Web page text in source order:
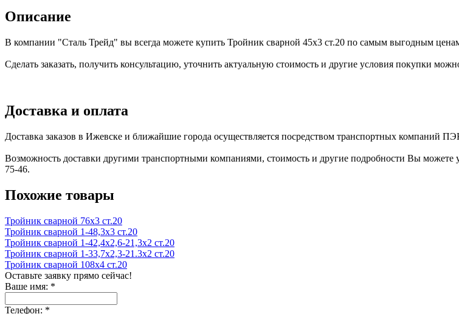
Описание
В компании "Сталь Трейд" вы всегда можете купить Тройник сварной 45х3 ст.20 по самым выгодным
Сделать заказать, получить консультацию, уточнить актуальную стоимость и другие условия покупки
Доставка и оплата
Доставка заказов в Ижевске и ближайшие города осуществляется посредством транспортных компаний
Возможность доставки другими транспортными компаниями, стоимость и другие подробности Вы
75-46.
Похожие товары
Тройник сварной 76х3 ст.20
Тройник сварной 1-48,3х3 ст.20
Тройник сварной 1-42,4х2,6-21,3х2 ст.20
Тройник сварной 1-33,7х2,3-21.3х2 ст.20
Тройник сварной 108х4 ст.20
Оставьте заявку прямо сейчас!
Ваше имя: *
Телефон: *